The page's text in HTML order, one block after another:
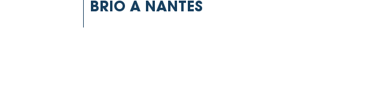
BRIO À NANTES